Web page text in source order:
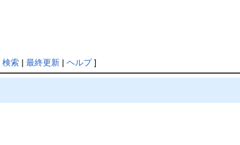
検索| 最終更新| ヘルプ]